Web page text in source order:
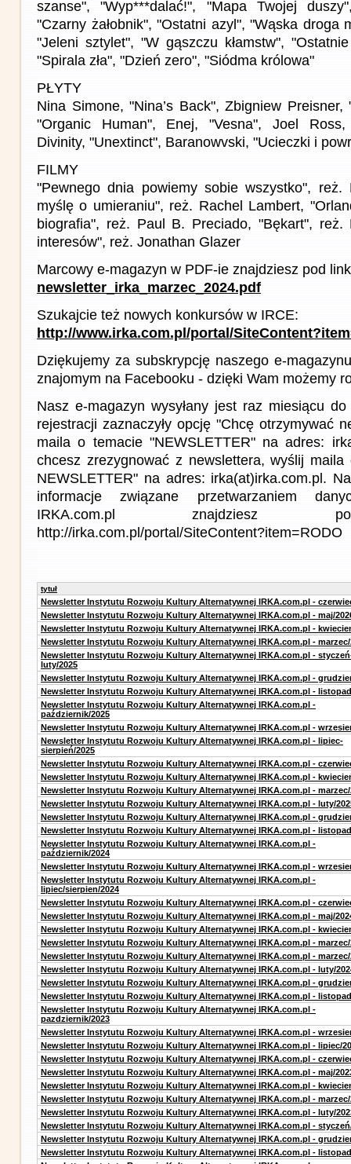
szanse", "Wyp***dalać!", "Mapa Twojej
"Czarny żałobnik", "Ostatni azyl", "Wąska droga
"Jeleni sztylet", "W gąszczu kłamstw",
"Spirala zła", "Dzień zero", "Siódma królowa"
PŁYTY
Nina Simone, "Nina’s Back", Zbigniew Preisner,
"Organic Human", Enej, "Vesna", Joel Ross,
Divinity, "Unextinct", Baranowvski, "Ucieczki i
FILMY
"Pewnego dnia powiemy sobie wszystko", reż.
myślę o umieraniu", reż. Rachel Lambert,
biografia", reż. Paul B. Preciado, "Bękart", reż.
interesów", reż. Jonathan Glazer
Marcowy e-magazyn w PDF-ie znajdziesz pod
newsletter_irka_marzec_2024.pdf
Szukajcie też nowych konkursów w IRCE:
http://www.irka.com.pl/portal/
Dziękujemy za subskrypcję naszego e-
znajomym na Facebooku - dzięki Wam możemy
Nasz e-magazyn wysyłany jest raz miesiącu
rejestracji zaznaczyły opcję "Chcę otrzymywać
maila o temacie "NEWSLETTER" na adres:
chcesz zrezygnować z newslettera, wyślij
NEWSLETTER" na adres: irka(at)irka.com.pl.
informacje związane przetwarzaniem
IRKA.com.pl znajdziesz
http://irka.com.pl/portal/SiteContent?item=RODO
tytuł
Newsletter Instytutu Rozwoju Kultury Alternatywnej IRKA.com.pl -
Newsletter Instytutu Rozwoju Kultury Alternatywnej IRKA.com.pl - maj/
Newsletter Instytutu Rozwoju Kultury Alternatywnej IRKA.com.pl -
Newsletter Instytutu Rozwoju Kultury Alternatywnej IRKA.com.pl - marzec/
Newsletter Instytutu Rozwoju Kultury Alternatywnej IRKA.com.pl -
luty/2025
Newsletter Instytutu Rozwoju Kultury Alternatywnej IRKA.com.pl -
Newsletter Instytutu Rozwoju Kultury Alternatywnej IRKA.com.pl -
Newsletter Instytutu Rozwoju Kultury Alternatywnej IRKA.com.pl -
październik/2025
Newsletter Instytutu Rozwoju Kultury Alternatywnej IRKA.com.pl -
Newsletter Instytutu Rozwoju Kultury Alternatywnej IRKA.com.pl - lipiec-
sierpień/2025
Newsletter Instytutu Rozwoju Kultury Alternatywnej IRKA.com.pl -
Newsletter Instytutu Rozwoju Kultury Alternatywnej IRKA.com.pl -
Newsletter Instytutu Rozwoju Kultury Alternatywnej IRKA.com.pl - marzec/
Newsletter Instytutu Rozwoju Kultury Alternatywnej IRKA.com.pl - luty/
Newsletter Instytutu Rozwoju Kultury Alternatywnej IRKA.com.pl -
Newsletter Instytutu Rozwoju Kultury Alternatywnej IRKA.com.pl -
Newsletter Instytutu Rozwoju Kultury Alternatywnej IRKA.com.pl -
październik/2024
Newsletter Instytutu Rozwoju Kultury Alternatywnej IRKA.com.pl -
Newsletter Instytutu Rozwoju Kultury Alternatywnej IRKA.com.pl -
lipiec/sierpien/2024
Newsletter Instytutu Rozwoju Kultury Alternatywnej IRKA.com.pl -
Newsletter Instytutu Rozwoju Kultury Alternatywnej IRKA.com.pl - maj/
Newsletter Instytutu Rozwoju Kultury Alternatywnej IRKA.com.pl -
Newsletter Instytutu Rozwoju Kultury Alternatywnej IRKA.com.pl - marzec/
Newsletter Instytutu Rozwoju Kultury Alternatywnej IRKA.com.pl - marzec/
Newsletter Instytutu Rozwoju Kultury Alternatywnej IRKA.com.pl - luty/
Newsletter Instytutu Rozwoju Kultury Alternatywnej IRKA.com.pl -
Newsletter Instytutu Rozwoju Kultury Alternatywnej IRKA.com.pl -
Newsletter Instytutu Rozwoju Kultury Alternatywnej IRKA.com.pl -
pazdziernik/2023
Newsletter Instytutu Rozwoju Kultury Alternatywnej IRKA.com.pl -
Newsletter Instytutu Rozwoju Kultury Alternatywnej IRKA.com.pl - lipiec/
Newsletter Instytutu Rozwoju Kultury Alternatywnej IRKA.com.pl -
Newsletter Instytutu Rozwoju Kultury Alternatywnej IRKA.com.pl - maj/
Newsletter Instytutu Rozwoju Kultury Alternatywnej IRKA.com.pl -
Newsletter Instytutu Rozwoju Kultury Alternatywnej IRKA.com.pl - marzec/
Newsletter Instytutu Rozwoju Kultury Alternatywnej IRKA.com.pl - luty/
Newsletter Instytutu Rozwoju Kultury Alternatywnej IRKA.com.pl -
Newsletter Instytutu Rozwoju Kultury Alternatywnej IRKA.com.pl -
Newsletter Instytutu Rozwoju Kultury Alternatywnej IRKA.com.pl -